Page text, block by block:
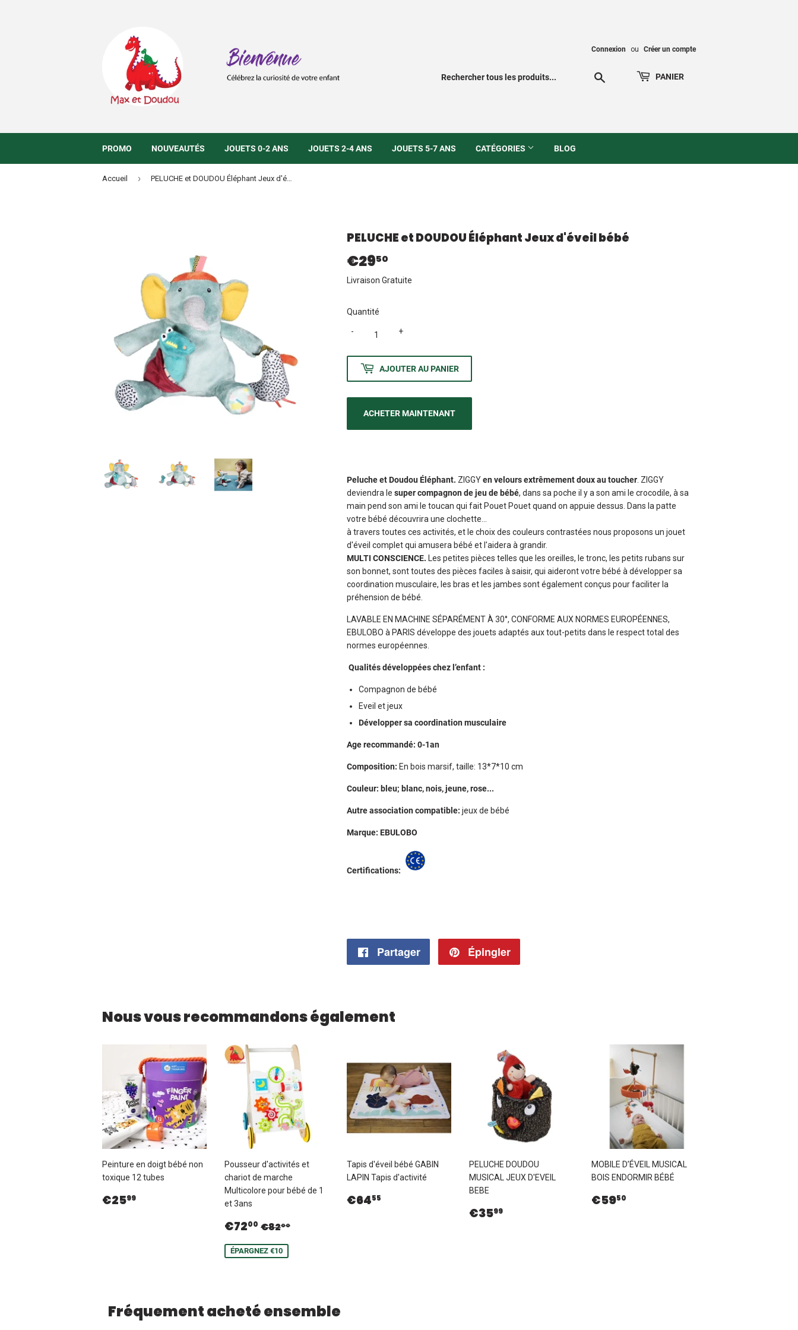
Connexion ou Créer un compte
Chercher PANIER
PROMO NOUVEAUTÉS JOUETS 0-2 ANS JOUETS 2-4 ANS JOUETS 5-7 ANS CATÉGORIES BLOG
Accueil › PELUCHE et DOUDOU Éléphant Jeux d'éveil bébé
PELUCHE et DOUDOU Éléphant Jeux d'éveil bébé
€2950
Livraison Gratuite
Quantité
+
-
AJOUTER AU PANIER
ACHETER MAINTENANT
Peluche et Doudou Éléphant. ZIGGYen velours extrêmement doux au toucher. ZIGGY
deviendra le super compagnon de jeu de bébé, dans sa poche il y a son ami le crocodile, à sa
main pend son ami le toucan qui fait Pouet Pouet quand on appuie dessus. Dans la patte
votre bébé découvrira une clochette...
à travers toutes ces activités, et le choix des couleurs contrastées nous proposons un jouet
d'éveil complet qui amusera bébé et l'aidera à grandir.
MULTI CONSCIENCE. Les petites pièces telles que les oreilles, le tronc, les petits rubans sur
son bonnet, sont toutes des pièces faciles à saisir, qui aideront votre bébé à développer sa
coordination musculaire, les bras et les jambes sont également conçus pour faciliter la
préhension de bébé.
LAVABLE EN MACHINE SÉPARÉMENT À 30°, CONFORME AUX NORMES EUROPÉENNES,
EBULOBO à PARIS développe des jouets adaptés aux tout-petits dans le respect total des
normes européennes.
Qualités développées chez l’enfant :
Compagnon de bébé
Eveil et jeux
Développer sa coordination musculaire
Age recommandé: 0-1an
Composition: En bois marsif, taille: 13*7*10 cm
Couleur: bleu; blanc, nois, jeune, rose...
Autre association compatible: jeux de bébé
Marque: EBULOBO
Certifications:
Partager
PartagerÉpingler
Nous vous recommandons également
Peinture en doigt bébé non
toxique 12 tubes
Prix
€2599
Pousseur d'activités et
chariot de marche
Multicolore pour bébé de 1
et 3ans
Prix
€7200 €72,00
Prix régulier
€8200
ÉPARGNEZ €10
Tapis d'éveil bébé GABIN
LAPIN Tapis d'activité
Prix
€6455
PELUCHE DOUDOU
MUSICAL JEUX D'EVEIL
BEBE
Prix
€3599
MOBILE D’ÉVEIL MUSICAL
BOIS ENDORMIR BÉBÉ
Prix
€5950
Fréquement acheté ensemble